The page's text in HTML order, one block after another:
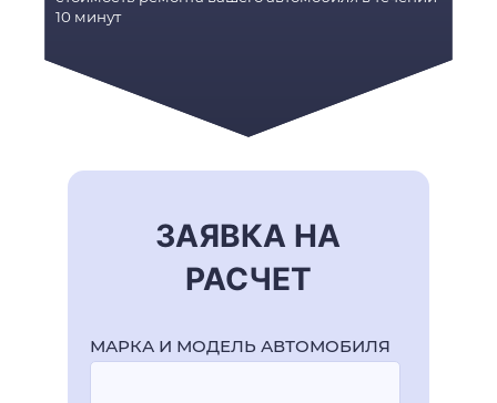
10 минут
ЗАЯВКА НА
РАСЧЕТ
МАРКА И МОДЕЛЬ АВТОМОБИЛЯ